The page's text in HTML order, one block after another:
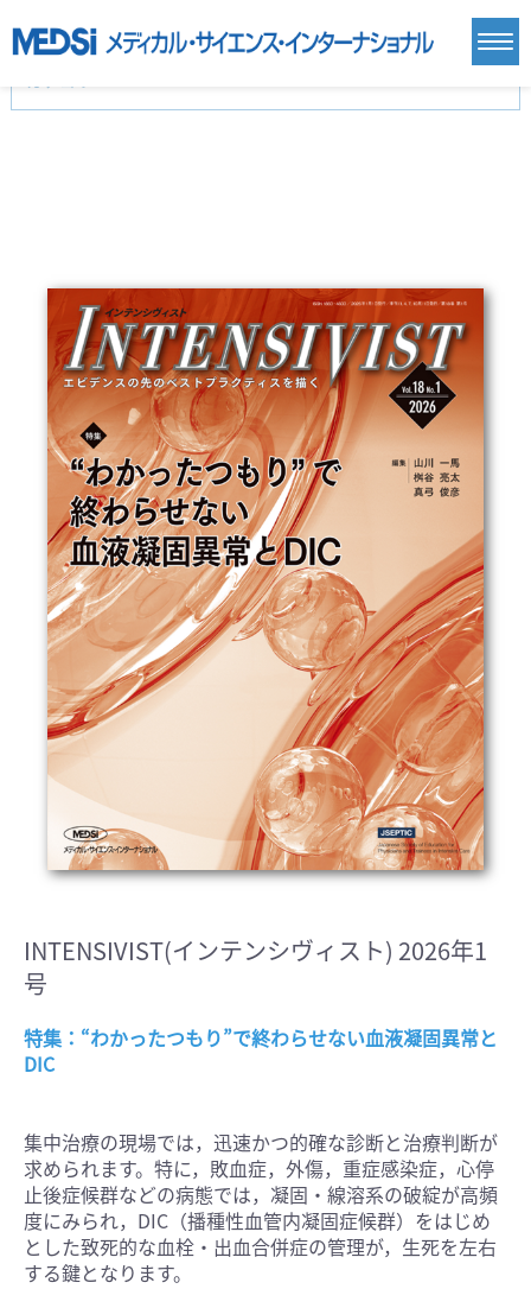
基礎医学(93)
基礎医学関連科学(80)
自然科学(25)
医療技術(16)
栄養学(0)
薬学(7)
保健・体育(1)
衛生・公衆衛生学(14)
医学一般(91) マルチメディア(0)
INTENSIVIST(インテンシヴィスト) 2026年1
号
特集：“わかったつもり”で終わらせない血液凝固異常と
DIC
集中治療の現場では，迅速かつ的確な診断と治療判断が
求められます。特に，敗血症，外傷，重症感染症，心停
止後症候群などの病態では，凝固・線溶系の破綻が高頻
度にみられ，DIC（播種性血管内凝固症候群）をはじめ
とした致死的な血栓・出血合併症の管理が，生死を左右
する鍵となります。